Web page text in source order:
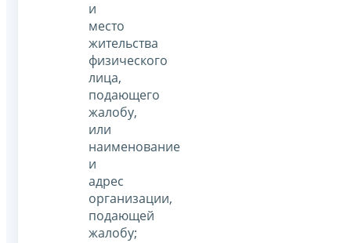
и
место
жительства
физического
лица,
подающего
жалобу,
или
наименование
и
адрес
организации,
подающей
жалобу;